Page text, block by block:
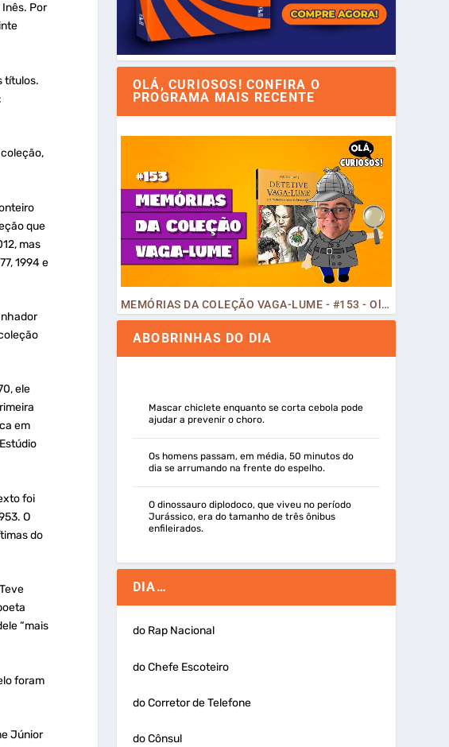
Por
títulos.
que
mas
1994 e
ele
em
foi
O
do
“mais
foram
Júnior
OLÁ, CURIOSOS! CONFIRA O
PROGRAMA MAIS RECENTE
MEMÓRIAS DA COLEÇÃO VAGA-LUME - #153 - Olá, Curiosos! 2023
ABOBRINHAS DO DIA
Mascar chiclete enquanto se corta cebola pode
ajudar a prevenir o choro.
Os homens passam, em média, 50 minutos do
dia se arrumando na frente do espelho.
O dinossauro diplodoco, que viveu no período
Jurássico, era do tamanho de três ônibus
enfileirados.
DIA…
do Rap Nacional
do Chefe Escoteiro
do Corretor de Telefone
do Cônsul